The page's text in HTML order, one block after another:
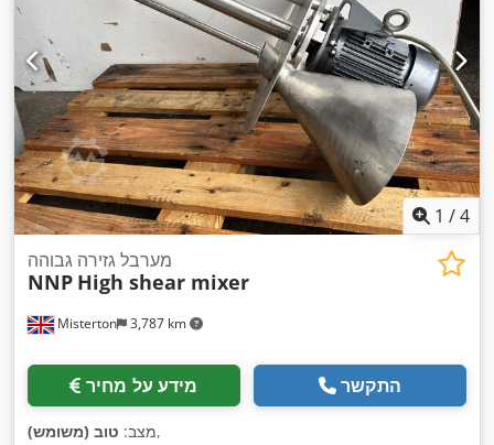
1 /4
Misterton 3,787 km
מערבל גזירה גבוהה
NNP High shear mixer
מידע על מחיר התקשר
מצב: טוב (משומש) ,